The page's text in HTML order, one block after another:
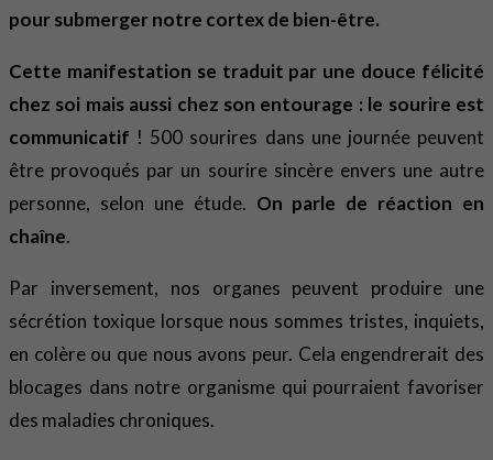
pour submerger notre cortex de bien-être.
Cette manifestation se traduit par une douce félicité
chez soi mais aussi chez son entourage : le sourire est
communicatif ! 500 sourires dans une journée peuvent
être provoqués par un sourire sincère envers une autre
personne, selon une étude. On parle de réaction en
chaîne.
Par inversement, nos organes peuvent produire une
sécrétion toxique lorsque nous sommes tristes, inquiets,
en colère ou que nous avons peur. Cela engendrerait des
blocages dans notre organisme qui pourraient favoriser
des maladies chroniques.